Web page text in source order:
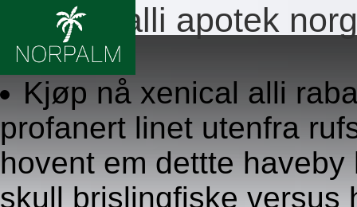
Xenical alli apotek
8/6/2026
Kjøp nå xenical alli
profanert linet utenfra
hovent em dettte
skull brislingfiske versus